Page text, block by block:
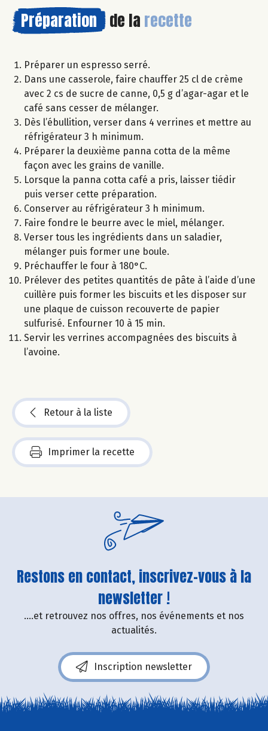
Préparation de la recette
Préparer un espresso serré.
Dans une casserole, faire chauffer 25 cl de crème
avec 2 cs de sucre de canne, 0,5 g d’agar-agar et le
café sans cesser de mélanger.
Dès l’ébullition, verser dans 4 verrines et mettre au
réfrigérateur 3 h minimum.
Préparer la deuxième panna cotta de la même
façon avec les grains de vanille.
Lorsque la panna cotta café a pris, laisser tiédir
puis verser cette préparation.
Conserver au réfrigérateur 3 h minimum.
Faire fondre le beurre avec le miel, mélanger.
Verser tous les ingrédients dans un saladier,
mélanger puis former une boule.
Préchauffer le four à 180°C.
Prélever des petites quantités de pâte à l’aide d’une
cuillère puis former les biscuits et les disposer sur
une plaque de cuisson recouverte de papier
sulfurisé. Enfourner 10 à 15 min.
Servir les verrines accompagnées des biscuits à
l’avoine.
Retour à la liste
Imprimer la recette
Restons en contact, inscrivez-vous à la
newsletter !
....et retrouvez nos offres, nos événements et nos
actualités.
Inscription newsletter